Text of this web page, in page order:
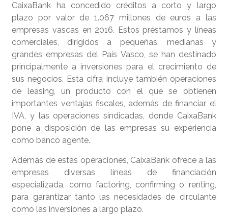
CaixaBank ha concedido créditos a corto y largo
plazo por valor de 1.067 millones de euros a las
empresas vascas en 2016. Estos préstamos y líneas
comerciales, dirigidos a pequeñas, medianas y
grandes empresas del País Vasco, se han destinado
principalmente a inversiones para el crecimiento de
sus negocios. Esta cifra incluye también operaciones
de leasing, un producto con el que se obtienen
importantes ventajas fiscales, además de financiar el
IVA, y las operaciones sindicadas, donde CaixaBank
pone a disposición de las empresas su experiencia
como banco agente.
Además de estas operaciones, CaixaBank ofrece a las
empresas diversas líneas de financiación
especializada, como factoring, confirming o renting,
para garantizar tanto las necesidades de circulante
como las inversiones a largo plazo.